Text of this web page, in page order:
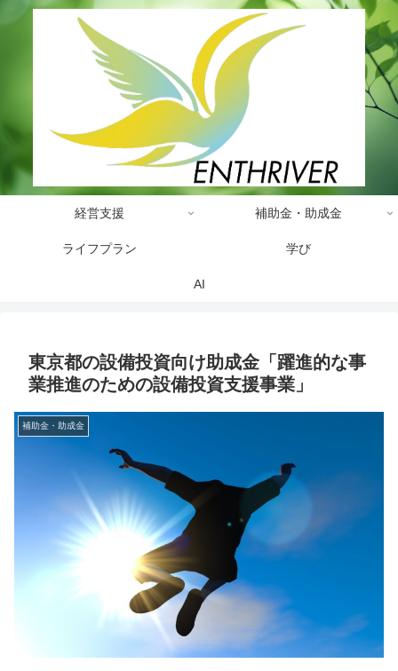
経営支援 補助金・助成金
ライフプラン 学び
AI
東京都の設備投資向け助成金「躍進的な事
業推進のための設備投資支援事業」
補助金・助成金